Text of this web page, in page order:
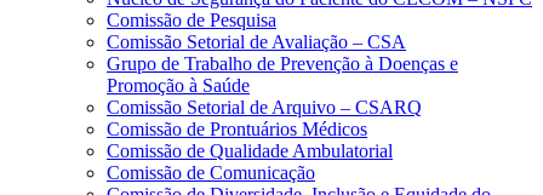
Comissão de Pesquisa
Comissão Setorial de Avaliação – CSA
Grupo de Trabalho de Prevenção à Doenças e
Promoção à Saúde
Comissão Setorial de Arquivo – CSARQ
Comissão de Prontuários Médicos
Comissão de Qualidade Ambulatorial
Comissão de Comunicação